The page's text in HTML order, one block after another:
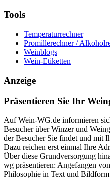
Tools
Temperaturrechner
Promillerechner /
Weinblogs
Wein-Etiketten
Anzeige
Präsentieren Sie Ihr
Auf Wein-WG.de informieren
Besucher über Winzer und
der Besucher Sie findet und mit
Dazu reichen erst einmal Ihre
Über diese Grundversorgung
wg präsentieren: Angefangen
Philosophie in Text und